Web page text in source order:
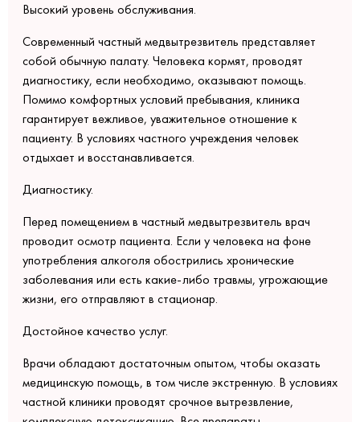
Высокий уровень обслуживания.
Современный частный медвытрезвитель представляет
собой обычную палату. Человека кормят, проводят
диагностику, если необходимо, оказывают помощь.
Помимо комфортных условий пребывания, клиника
гарантирует вежливое, уважительное отношение к
пациенту. В условиях частного учреждения человек
отдыхает и восстанавливается.
Диагностику.
Перед помещением в частный медвытрезвитель врач
проводит осмотр пациента. Если у человека на фоне
употребления алкоголя обострились хронические
заболевания или есть какие-либо травмы, угрожающие
жизни, его отправляют в стационар.
Достойное качество услуг.
Врачи обладают достаточным опытом, чтобы оказать
медицинскую помощь, в том числе экстренную. В условиях
частной клиники проводят срочное вытрезвление,